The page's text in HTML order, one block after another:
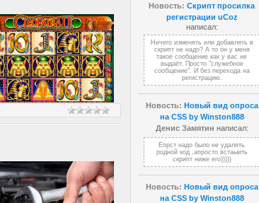
Новость: Скрипт просилка
регистрации uCoz
написал:
Ничего изменять или добавлять в
скрипт не надо? А то он у меня
такое сообщение как у вас не
выдаёт. Просто "служебное
сообщение". И без перехода на
регистрацию.
Новость: Новый вид опроса
на CSS by Winston888
Денис Замятин написал:
Епрст надо было не удалять
родной код ,апросто встаыить
скрипт ниже его)))))
Новость: Новый вид опроса
на CSS by Winston888